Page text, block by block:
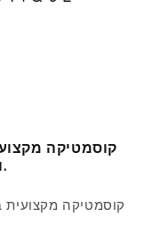
קוסמטיקה
ומוצרי יופי.
קוסמטיקה מקצועית